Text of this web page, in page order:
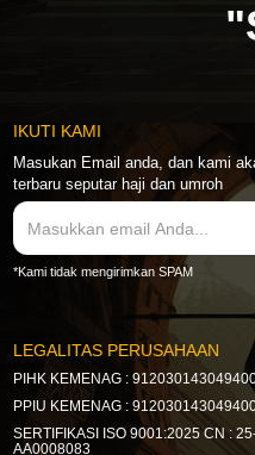
IKUTI KAMI
Masukan Email anda, dan kami
terbaru seputar haji dan umroh
*Kami tidak mengirimkan SPAM
LEGALITAS PERUSAHAAN
PIHK KEMENAG :
PPIU KEMENAG :
SERTIFIKASI ISO 9001:2025 CN :
AA0008083